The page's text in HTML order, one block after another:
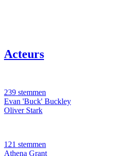
Acteurs
239 stemmen
Evan 'Buck' Buckley
Oliver Stark
121 stemmen
Athena Grant